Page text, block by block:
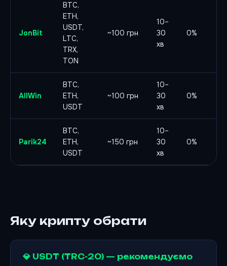
JonBit
BTC,
ETH,
USDT,
LTC,
TRX,
TON
~100 грн
10–
30
хв
0%
AllWin
BTC,
ETH,
USDT
~100 грн
10–
30
хв
0%
Parik24
BTC,
ETH,
USDT
~150 грн
10–
30
хв
0%
Яку крипту обрати
💎 USDT (TRC-20) — рекомендуємо